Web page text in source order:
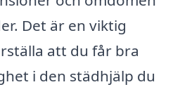
Det är en viktig
att du får bra
i den städhjälp du